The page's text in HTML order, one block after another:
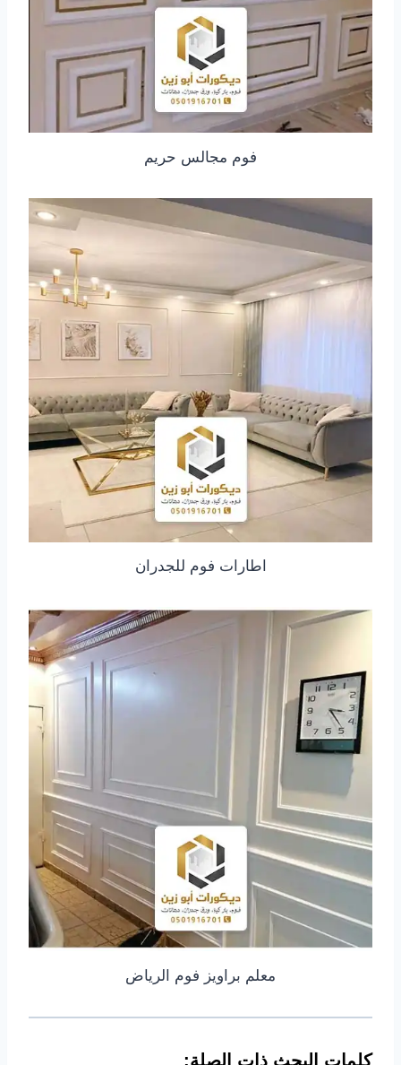
فوم مجالس حريم
اطارات فوم للجدران
معلم براويز فوم الرياض
كلمات البحث ذات الصلة: